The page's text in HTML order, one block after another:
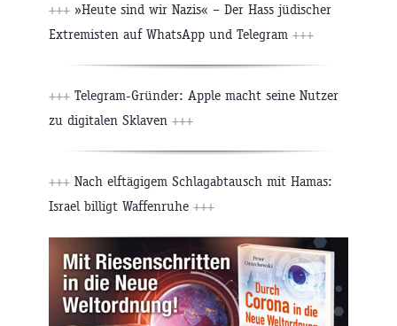
+++ »Heute sind wir Nazis« – Der Hass jüdischer
Extremisten auf WhatsApp und Telegram +++
+++ Telegram-Gründer: Apple macht seine Nutzer
zu digitalen Sklaven +++
+++ Nach elftägigem Schlagabtausch mit Hamas:
Israel billigt Waffenruhe +++